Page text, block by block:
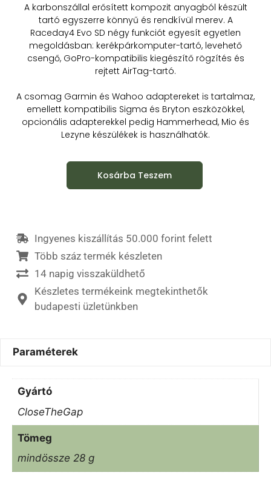
A karbonszállal erősített kompozit anyagból készült
tartó egyszerre könnyű és rendkívül merev. A
Raceday4 Evo SD négy funkciót egyesít egyetlen
megoldásban: kerékpárkomputer-tartó, levehető
csengő, GoPro-kompatibilis kiegészítő rögzítés és
rejtett AirTag-tartó.
A csomag Garmin és Wahoo adaptereket is tartalmaz,
emellett kompatibilis Sigma és Bryton eszközökkel,
opcionális adapterekkel pedig Hammerhead, Mio és
Lezyne készülékek is használhatók.
Kosárba Teszem
Ingyenes kiszállítás 50.000 forint felett
Több száz termék készleten
14 napig visszaküldhető
Készletes termékeink megtekinthetők
budapesti üzletünkben
Paraméterek
Gyártó
CloseTheGap
Tömeg
mindössze 28 g